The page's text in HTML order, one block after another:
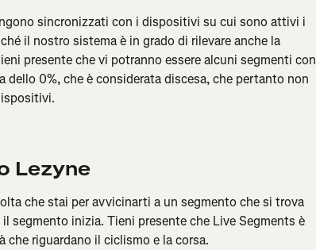
sincronizzati con i dispositivi su cui sono attivi i
il nostro sistema è in grado di rilevare anche la
presente che vi potranno essere alcuni segmenti con
dello 0%, che è considerata discesa, che pertanto non
Lezyne
che stai per avvicinarti a un segmento che si trova
segmento inizia. Tieni presente che Live Segments è
riguardano il ciclismo e la corsa.